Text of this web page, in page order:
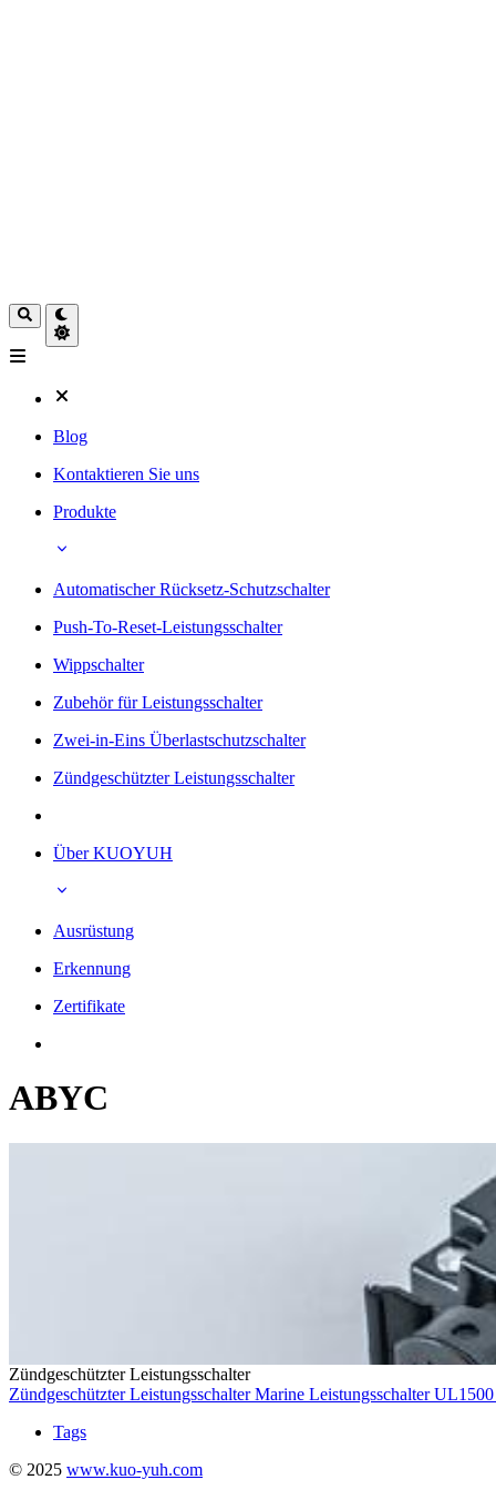
Blog
Kontaktieren Sie uns
Produkte
Automatischer Rücksetz-Schutzschalter
Push-To-Reset-Leistungsschalter
Wippschalter
Zubehör für Leistungsschalter
Zwei-in-Eins Überlastschutzschalter
Zündgeschützter Leistungsschalter
Über KUOYUH
Ausrüstung
Erkennung
Zertifikate
ABYC
Zündgeschützter Leistungsschalter
Zündgeschützter LeistungsschalterMarine Leistungsschalter
Tags
© 2025 www.kuo-yuh.com